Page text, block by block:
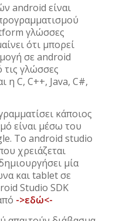
android είναι
γλώσσες
ότι μπορεί
σε android
τις γλώσσες
η C, C++, Java, C#,
κάποιος
είναι μέσω του
Το android studio
χρειάζεται
μία
και tablet σε
Studio SDK
->εδώ<-